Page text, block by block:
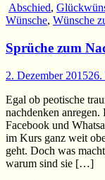
Abschied,
Wünsche, Wünsche
Sprüche zum
2. Dezember 201526.
Egal ob peotische
nachdenken
Facebook und
im Kurs ganz weit
geht. Doch was
warum sind sie […]